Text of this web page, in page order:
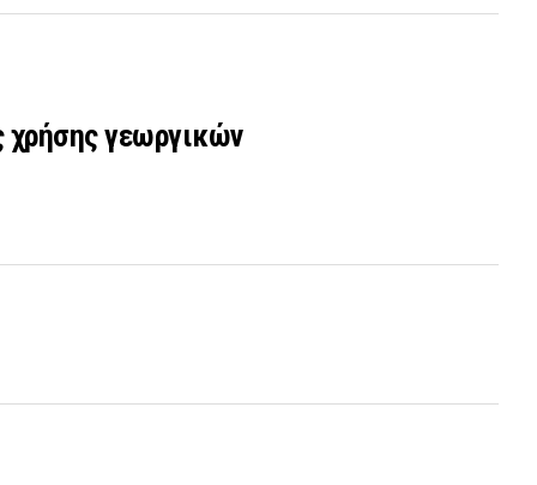
χρήσης γεωργικών